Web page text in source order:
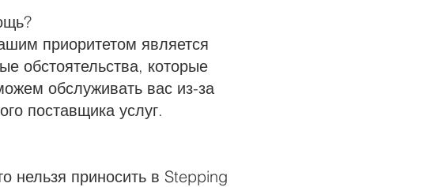
приоритетом является
обстоятельства, которые
обслуживать вас из-за
поставщика услуг.
нельзя приносить в Stepping